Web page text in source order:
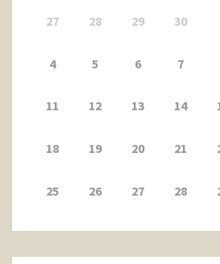
27 28 29 30
4 5 6 7
11 12 13 14
18 19 20 21
25 26 27 28